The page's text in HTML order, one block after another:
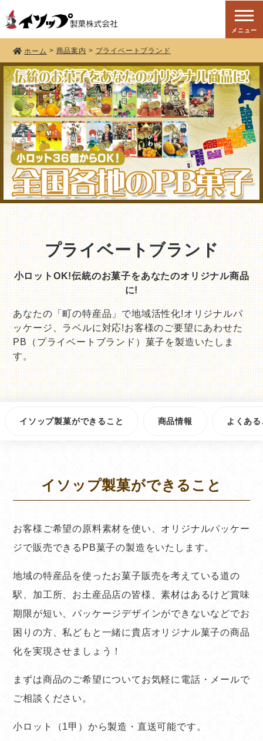
メニュー
ホーム 商品案内 プライベートブランド
プライベートブランド
小ロットOK!伝統のお菓子をあなたのオリジナル商品
に!
あなたの「町の特産品」で地域活性化!オリジナルパ
ッケージ、ラベルに対応!お客様のご要望にあわせた
PB（プライベートブランド）菓子を製造いたしま
す。
イソップ製菓ができること 商品情報 よくあ
イソップ製菓ができること
お客様ご希望の原料素材を使い、オリジナルパッケー
ジで販売できるPB菓子の製造をいたします。
地域の特産品を使ったお菓子販売を考えている道の
駅、加工所、お土産品店の皆様、素材はあるけど賞味
期限が短い、パッケージデザインができないなどでお
困りの方、私どもと一緒に貴店オリジナル菓子の商品
化を実現させましょう！
まずは商品のご希望についてお気軽に電話・メールで
ご相談ください。
小ロット（1甲）から製造・直送可能です。